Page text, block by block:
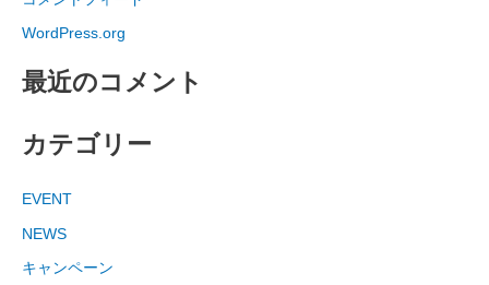
WordPress.org
最近のコメント
カテゴリー
EVENT
NEWS
キャンペーン